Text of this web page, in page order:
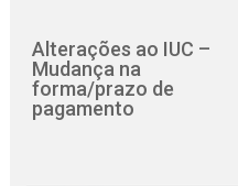
Alterações ao IUC –
Mudança na
forma/prazo de
pagamento